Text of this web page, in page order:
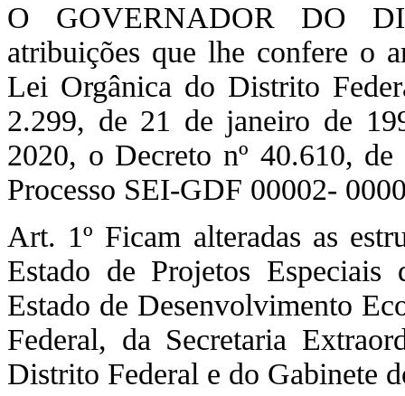
O GOVERNADOR DO
atribuições que lhe confere
Lei Orgânica do Distrito
2.299, de 21 de janeiro de
2020, o Decreto nº 40.610,
Processo SEI-GDF 00002-
Art. 1º Ficam alteradas as
Estado de Projetos
Estado de Desenvolvimento
Federal, da Secretaria
Distrito Federal e do Gabinete